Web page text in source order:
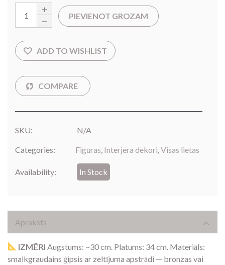
PIEVIENOT GROZAM
SKU: N/A
Categories: Figūras, Interjera dekori,Visas lietas
Availability: In Stock
Apraksts
IZMĒRI Augstums: ~30 cm. Platums: 34 cm. Materiāls:
smalkgraudains ģipsis ar zeltījuma apstrādi — bronzas vai